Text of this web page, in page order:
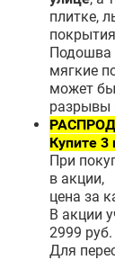
плитке,
Подошва
мягкие
может
разрывы
Купите 3
При
в акции,
цена за
В акции
2999 руб.
Для